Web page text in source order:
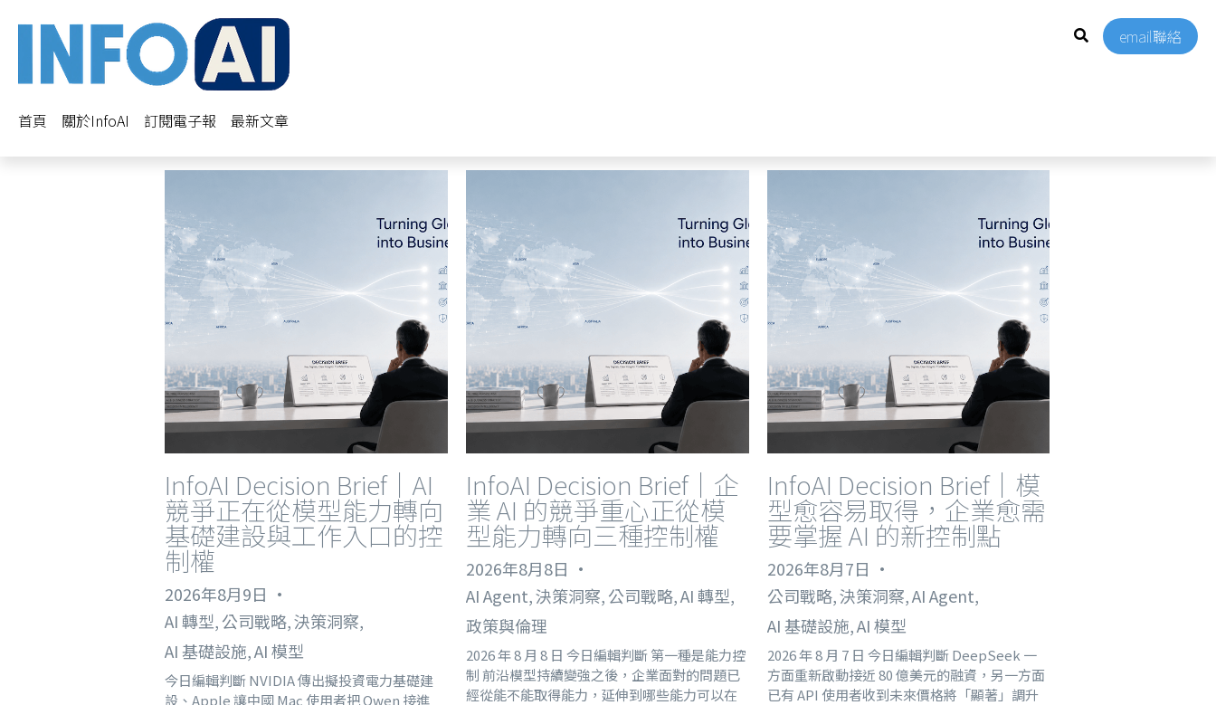
email聯絡
首頁 關於InfoAI 訂閱電子報 最新文章
InfoAI Decision Brief｜AI
競爭正在從模型能力轉向
基礎建設與工作入口的控
制權
2026年8月9日 ·
AI 轉型,公司戰略,決策洞察,
AI 基礎設施,AI 模型
今日編輯判斷 NVIDIA 傳出擬投資電力基礎建
設、Apple 讓中國 Mac 使用者把 Qwen 接進
InfoAI Decision Brief｜企
業 AI 的競爭重心正從模
型能力轉向三種控制權
2026年8月8日 ·
AI Agent,決策洞察,公司戰略,AI 轉型,
政策與倫理
2026 年 8 月 8 日 今日編輯判斷 第一種是能力控
制 前沿模型持續變強之後，企業面對的問題已
經從能不能取得能力，延伸到哪些能力可以在
InfoAI Decision Brief｜模
型愈容易取得，企業愈需
要掌握 AI 的新控制點
2026年8月7日 ·
公司戰略,決策洞察,AI Agent,
AI 基礎設施,AI 模型
2026 年 8 月 7 日 今日編輯判斷 DeepSeek 一
方面重新啟動接近 80 億美元的融資，另一方面
已有 API 使用者收到未來價格將「顯著」調升